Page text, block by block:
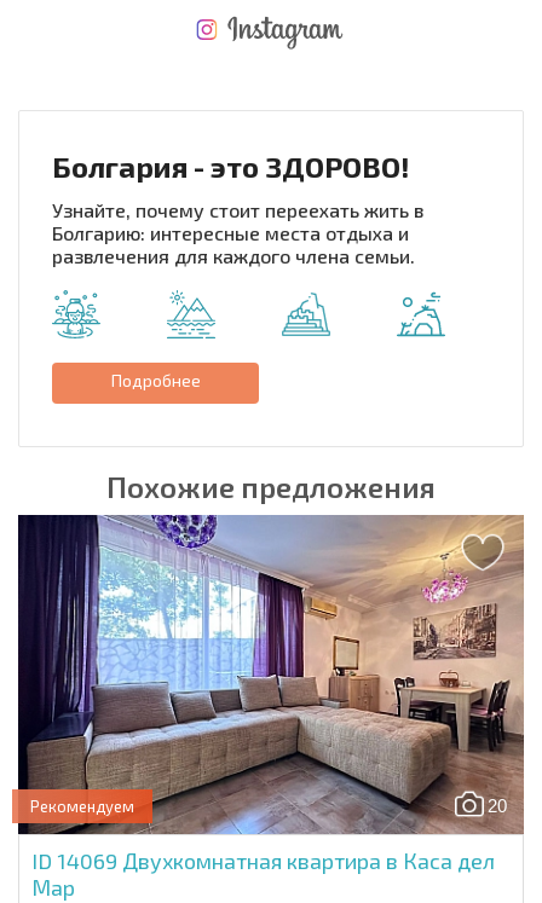
Болгария - это ЗДОРОВО!
Узнайте, почему стоит переехать жить в
Болгарию: интересные места отдыха и
развлечения для каждого члена семьи.
Подробнее
Похожие предложения
20
Рекомендуем
ID 14069 Двухкомнатная квартира в Каса дел
Мар